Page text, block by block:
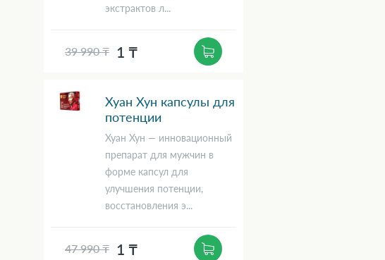
экстрактов л...
39 990 ₸ 1 ₸
Хуан Хун капсулы для
потенции
Хуан Хун — инновационный
препарат для мужчин в
форме капсул для
улучшения потенции,
восстановления э...
47 990 ₸ 1 ₸